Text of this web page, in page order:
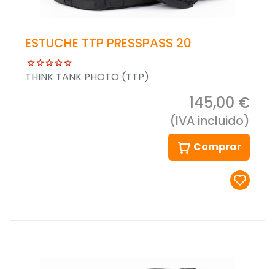
ESTUCHE TTP PRESSPASS 20
THINK TANK PHOTO (TTP)
145,00 €
(IVA incluido)
Comprar